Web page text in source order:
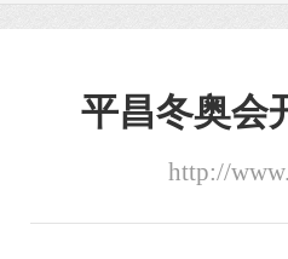
平昌冬奥会
http://